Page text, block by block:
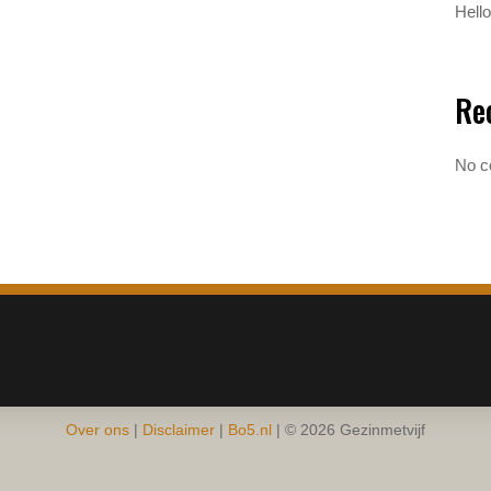
No
Over ons | Disclaimer | Bo5.nl | © 2026 Gezinmetvijf